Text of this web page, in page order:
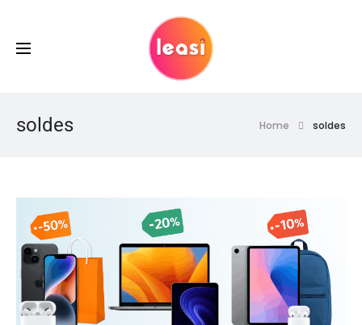
soldes Home soldes